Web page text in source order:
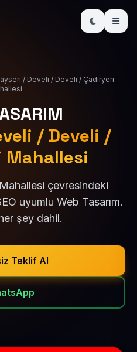
/ Develi / Develi / Çadıryeri
/ Develi /
Mahallesi
çevresindeki
uyumlu Web Tasarım.
şey dahil.
Teklif Al